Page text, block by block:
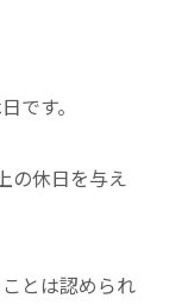
です。
の休日を与え
とは認められ